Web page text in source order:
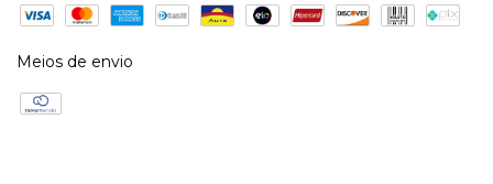
Meios de envio